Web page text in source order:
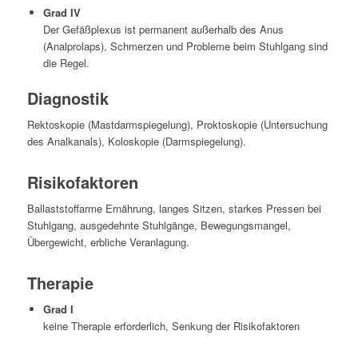
Grad IV
Der Gefäßplexus ist permanent außerhalb des Anus
(Analprolaps), Schmerzen und Probleme beim Stuhlgang sind
die Regel.
Diagnostik
Rektoskopie (Mastdarmspiegelung), Proktoskopie (Untersuchung
des Analkanals), Koloskopie (Darmspiegelung).
Risikofaktoren
Ballaststoffarme Ernährung, langes Sitzen, starkes Pressen bei
Stuhlgang, ausgedehnte Stuhlgänge, Bewegungsmangel,
Übergewicht, erbliche Veranlagung.
Therapie
Grad I
keine Therapie erforderlich, Senkung der Risikofaktoren